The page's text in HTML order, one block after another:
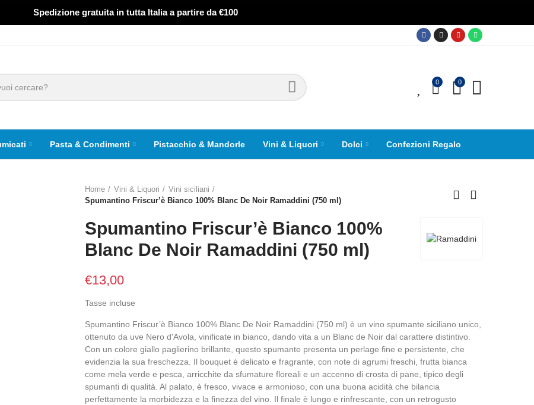
Spedizione gratuita in tutta Italia a partire da €100
0 0
Pasta & Condimenti Pistacchio & Mandorle Vini & Liquori Dolci Confezioni Regalo
Home Vini & Liquori
Vini siciliani
Spumantino Friscur’è Bianco 100% Blanc De Noir Ramaddini (750 ml)
Spumantino Friscur’è Bianco 100%
Blanc De Noir Ramaddini (750 ml)
€13,00
Tasse incluse
Spumantino Friscur’è Bianco 100% Blanc De Noir Ramaddini (750 ml) è un vino spumante siciliano unico,
ottenuto da uve Nero d'Avola, vinificate in bianco, dando vita a un Blanc de Noir dal carattere distintivo.
Con un colore giallo paglierino brillante, questo spumante presenta un perlage fine e persistente, che
evidenzia la sua freschezza. Il bouquet è delicato e fragrante, con note di agrumi freschi, frutta bianca
come mela verde e pesca, arricchite da sfumature floreali e un accenno di crosta di pane, tipico degli
spumanti di qualità. Al palato, è fresco, vivace e armonioso, con una buona acidità che bilancia
perfettamente la morbidezza e la finezza del vino. Il finale è lungo e rinfrescante, con un retrogusto